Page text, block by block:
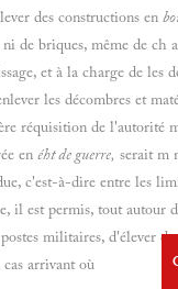
des constructions en
de briques, même de ch
et à la charge de les
les décombres et
réquisition de l'autorité
en éht de guerre, serait m
c'est-à-dire entre les
il est permis, tout autour
militaires, d'élever
arrivant où